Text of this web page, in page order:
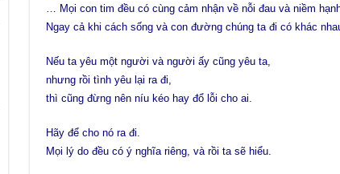
… Mọi con tim đều có cùng cảm nhận về nỗi đau và niềm
Ngay cả khi cách sống và con đường chúng ta đi có khác
Nếu ta yêu một người và người ấy cũng yêu ta,
nhưng rồi tình yêu lại ra đi,
thì cũng đừng nên níu kéo hay đổ lỗi cho ai.
Hãy để cho nó ra đi.
Mọi lý do đều có ý nghĩa riêng, và rồi ta sẽ hiểu.